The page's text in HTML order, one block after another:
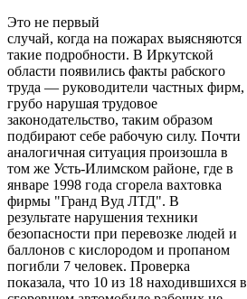
Это не первый
случай, когда на пожарах выясняются
такие подробности. В Иркутской
области появились факты рабского
труда — руководители частных фирм,
грубо нарушая трудовое
законодательство, таким образом
подбирают себе рабочую силу. Почти
аналогичная ситуация произошла в
том же Усть-Илимском районе, где в
январе 1998 года сгорела вахтовка
фирмы "Гранд Вуд ЛТД". В
результате нарушения техники
безопасности при перевозке людей и
баллонов с кислородом и пропаном
погибли 7 человек. Проверка
показала, что 10 из 18 находившихся в